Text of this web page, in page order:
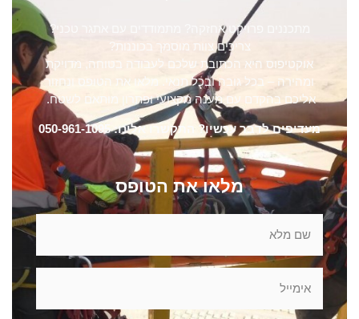
מתכננים פרויקט אחזקה? מתמודדים עם אתגר טכני?
צריכים צוות מוסמך בכוננות?
אוקטיפוס היא הכתובת שלכם לעבודה בטוחה, מדויקת
ומהירה – בכל גובה ובכל תנאי. מלאו את הטופס ונחזור
אליכם בהקדם עם מענה מקצועי ופתרון מותאם לשטח.
מעדיפים לדבר עכשיו? התקשרו אלינו: 050-961-1095
מלאו את הטופס